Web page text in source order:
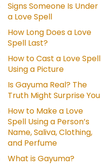
Signs Someone Is Under
a Love Spell
How Long Does a Love
Spell Last?
How to Cast a Love Spell
Using a Picture
Is Gayuma Real? The
Truth Might Surprise You
How to Make a Love
Spell Using a Person’s
Name, Saliva, Clothing,
and Perfume
What is Gayuma?